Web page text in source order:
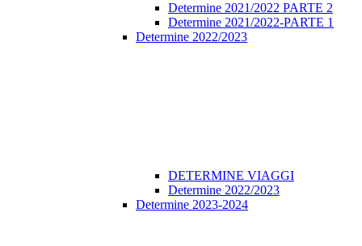
Determine 2021/2022 PARTE 2
Determine 2021/2022-PARTE 1
Determine 2022/2023
DETERMINE VIAGGI
Determine 2022/2023
Determine 2023-2024